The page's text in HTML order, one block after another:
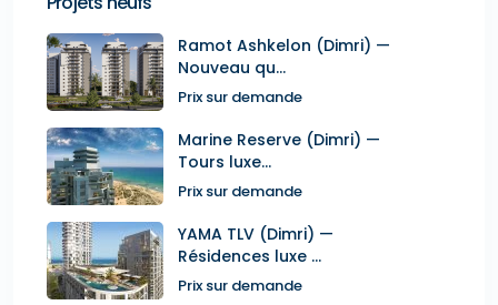
Ramot Ashkelon (Dimri) —
Nouveau qu...
Prix sur demande
Marine Reserve (Dimri) —
Tours luxe...
Prix sur demande
YAMA TLV (Dimri) —
Résidences luxe ...
Prix sur demande